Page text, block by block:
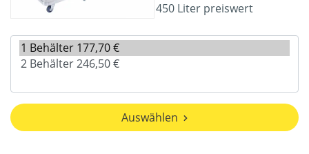
450 Liter preiswert
Auswählen